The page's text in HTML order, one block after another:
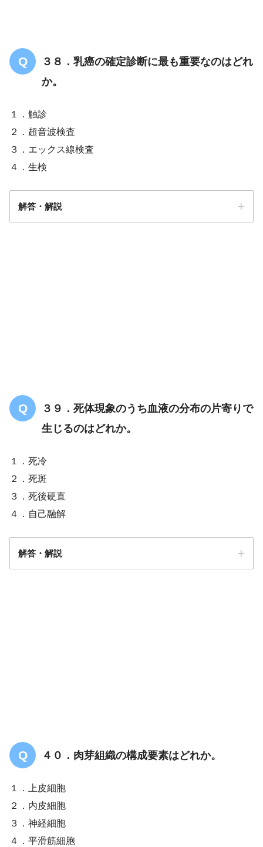
３８．乳癌の確定診断に最も重要なのはどれ
か。
１．触診
２．超音波検査
３．エックス線検査
４．生検
解答・解説
検）
３９．死体現象のうち血液の分布の片寄りで
生じるのはどれか。
１．死冷
２．死斑
３．死後硬直
４．自己融解
解答・解説
４０．肉芽組織の構成要素はどれか。
１．上皮細胞
２．内皮細胞
３．神経細胞
４．平滑筋細胞